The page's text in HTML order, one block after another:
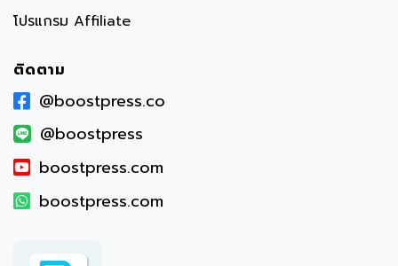
โปรแกรม Affiliate
ติดตาม
@boostpress.co
@boostpress
boostpress.com
boostpress.com